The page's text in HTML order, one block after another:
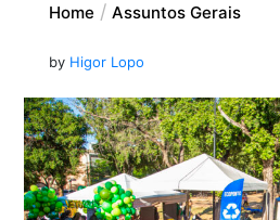
Home Assuntos Gerais
by Higor Lopo